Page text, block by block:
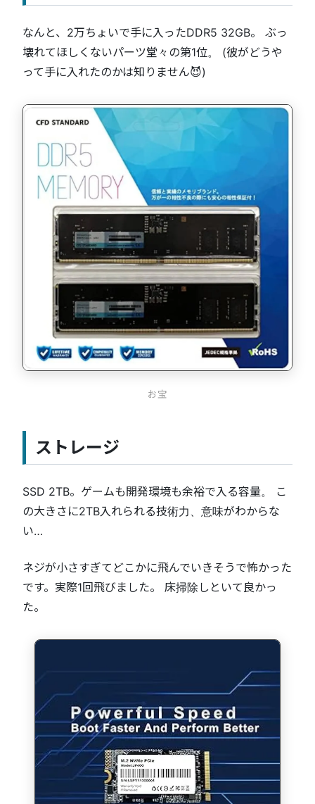
なんと、2万ちょいで手に入ったDDR5 32GB。 ぶっ
壊れてほしくないパーツ堂々の第1位。 (彼がどうや
って手に入れたのかは知りません😈)
お宝
ストレージ
SSD 2TB。ゲームも開発環境も余裕で入る容量。 こ
の大きさに2TB入れられる技術力、意味がわからな
い…
ネジが小さすぎてどこかに飛んでいきそうで怖かった
です。実際1回飛びました。 床掃除しといて良かっ
た。